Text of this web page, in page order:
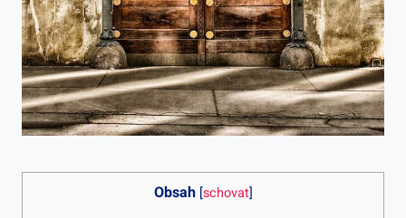
Obsah [schovat]